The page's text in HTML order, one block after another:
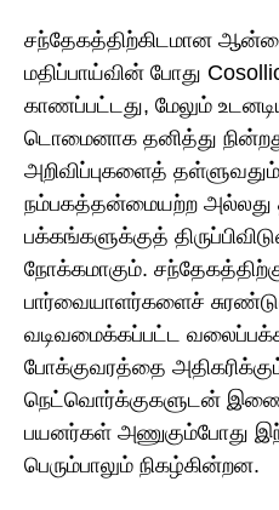
சந்தேகத்திற்கிடமான
மதிப்பாய்வின் போது
காணப்பட்டது, மேலும்
டொமைனாக தனித்து
அறிவிப்புகளைத்
நம்பகத்தன்மையற்ற அல்லது
பக்கங்களுக்குத்
நோக்கமாகும்.
பார்வையாளர்களைச்
வடிவமைக்கப்பட்ட
போக்குவரத்தை
நெட்வொர்க்குகளுடன்
பயனர்கள் அணுகும்போது
பெரும்பாலும் நிகழ்கின்றன.